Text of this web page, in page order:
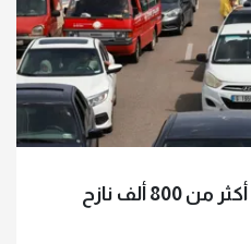
الأمم المتحدة: بدء عودة أكثر من 800 ألف نازح